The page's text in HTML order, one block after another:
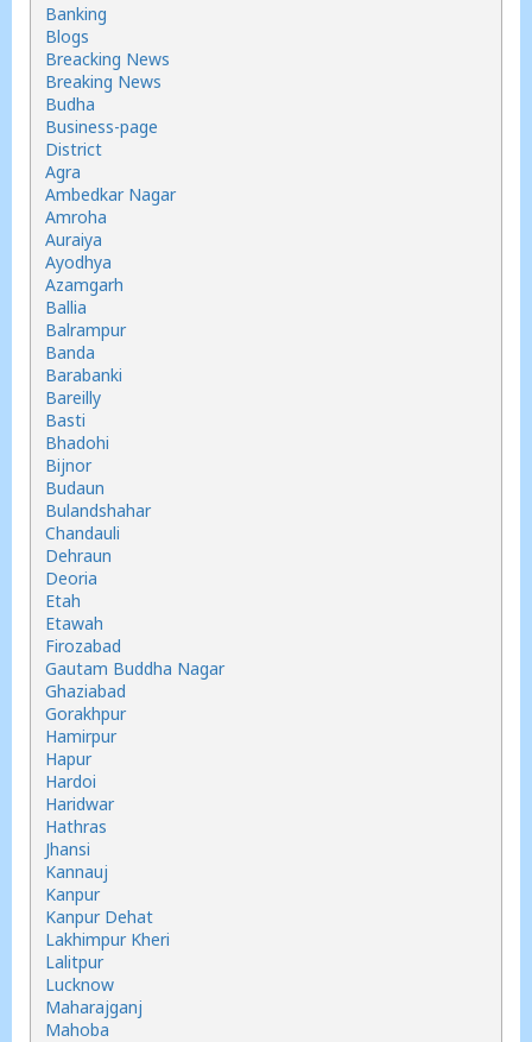
Banking
Blogs
Breacking News
Breaking News
Budha
Business-page
District
Agra
Ambedkar Nagar
Amroha
Auraiya
Ayodhya
Azamgarh
Ballia
Balrampur
Banda
Barabanki
Bareilly
Basti
Bhadohi
Bijnor
Budaun
Bulandshahar
Chandauli
Dehraun
Deoria
Etah
Etawah
Firozabad
Gautam Buddha Nagar
Ghaziabad
Gorakhpur
Hamirpur
Hapur
Hardoi
Haridwar
Hathras
Jhansi
Kannauj
Kanpur
Kanpur Dehat
Lakhimpur Kheri
Lalitpur
Lucknow
Maharajganj
Mahoba